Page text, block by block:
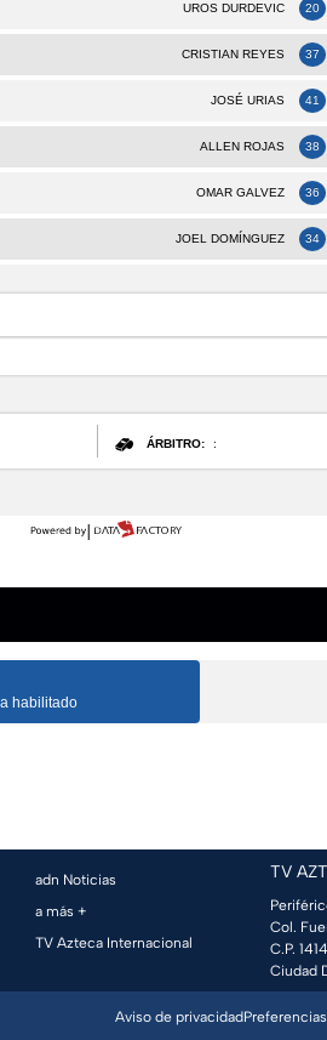
20
UROS DURDEVIC
37
CRISTIAN REYES
41
JOSÉ URIAS
38
ALLEN ROJAS
36
OMAR GALVEZ
34
JOEL DOMÍNGUEZ
ÁRBITRO: :
habilitado
adn Noticias
a más +
TV Azteca Internacional
TV
Col.
C.P.
Ciudad
Aviso de privacidad